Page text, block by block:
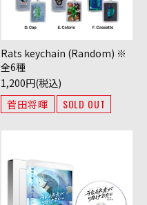
Rats keychain (Random) ※
全6種
1,200円(税込)
菅田将暉 SOLD OUT